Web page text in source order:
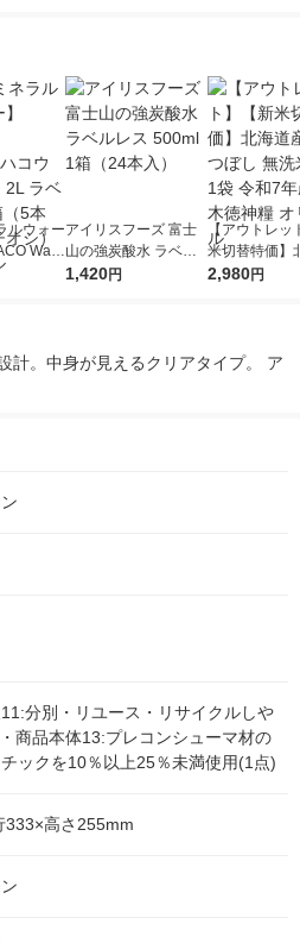
ルウォー
Wate
ータ
アイリスフーズ 富士
山の強炭酸水 ラベル
レス 500ml 1箱（24
1,420円
【アウトレッ
米切替特価】
ななつぼし 無
2,980円
計。中身が見えるクリアタイプ。 ア
11:分別・リユース・リサイクルしや
商品本体13:プレコンシューマ材の
ックを10％以上25％未満使用(1点)
333×高さ255mm